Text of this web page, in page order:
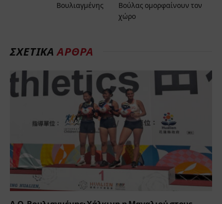
Βουλιαγμένης
Βούλας ομορφαίνουν τον
χώρο
ΣΧΕΤΙΚΑΑΡΘΡΑ